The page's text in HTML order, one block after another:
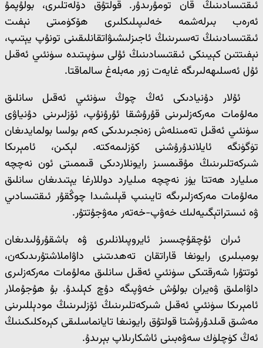
ئىقتىسادىنىڭ قان تومۇرىدۇر. قولتۇق دۆلەتلىرى، بولۇپمۇ
ئەرەب بىرلەشمە خەلىپىلىكلىرى ھۆكۈمىتى نېفىت
ئىقتىسادىنىڭ تەسىرىنىڭ ئاجىزلىشىۋاتقانلىقىنى تونۇپ يېتىپ،
نېفىتتىن كېيىنكى ئىقتىسادىنىڭ ئۇلى سۈپىتىدە سۈنئىي ئەقىل
ئۇل ئەسلىھەلىرىگە غايەت زور مەبلەغ سالماقتا.
ئۇلار دۇنيادىكى ئەڭ چوڭ سۈنئىي ئەقىل سانلىق
مەلۇمات مەركەزلىرىنى قۇرۇشقا ئۇرۇنۇپ، ئۆزلىرىنى دۇنياۋى
سۈنئىي ئەقىل تەمىنلەش زەنجىرىدىكى كەم بولسا بولمايدىغان
تۈگۈنگە ئايلاندۇرۇشنى كۆزلىمەكتە. لېكىن، ئامېرىكا
شىركەتلىرىنىڭ مۇقىمسىز رايونلاردىكى قىممىتى ئون نەچچە
مىليارد ھەتتا يۈز نەچچە مىليارد دوللارغا يېتىدىغان سانلىق
مەلۇمات مەركەزلىرىگە تايىنىپ قېلىشىدا چوڭقۇر ئىقتىسادىي
ۋە ئىستراتېگىيەلىك خەۋپ-خەتەر مەۋجۇتتۇر.
ئىران ئۇچقۇچىسىز ئايروپىلانلىرى ۋە باشقۇرۇلىدىغان
بومبىلىرى رايونغا قاراتقان تەھدىتىنى داۋاملاشتۇرىدىكەن،
ئوتتۇرا شەرقتىكى سۈنئىي ئەقىل سانلىق مەلۇمات مەركەزلىرى
داۋاملىق ۋەيران بولۇش خەۋپىگە دۇچ كېلىدۇ. بۇ ھۇجۇملار
ئامېرىكا سۈنئىي ئەقىل شىركەتلىرىنىڭ ئۆزلىرىنىڭ مودېللىرىنى
مەشىق قىلدۇرۇشتا قولتۇق رايونىغا تايانماسلىقى كېرەكلىكىنىڭ
ئەڭ كۈچلۈك سەۋەبىنى ئاشكارىلاپ بېرىدۇ.